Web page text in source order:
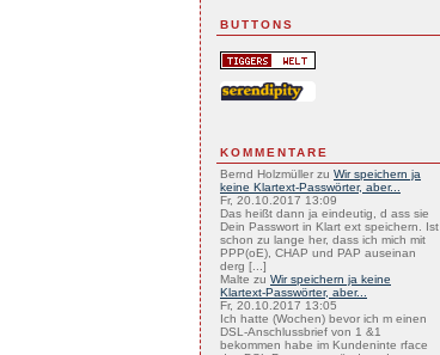
BUTTONS
KOMMENTARE
Bernd Holzmüller zu Wir speichern ja
keine Klartext-Passwörter, aber...
Fr, 20.10.2017 13:09
Das heißt dann ja eindeutig, d ass sie
Dein Passwort in Klart ext speichern. Ist
schon zu lange her, dass ich mich mit
PPP(oE), CHAP und PAP auseinan
derg [...]
Malte zu Wir speichern ja keine
Klartext-Passwörter, aber...
Fr, 20.10.2017 13:05
Ich hatte (Wochen) bevor ich m einen
DSL-Anschlussbrief von 1 &1
bekommen habe im Kundeninte rface